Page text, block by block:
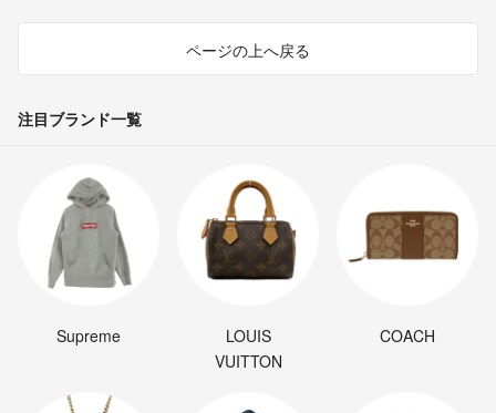
ページの上へ戻る
注目ブランド一覧
Supreme
LOUIS
VUITTON
COACH